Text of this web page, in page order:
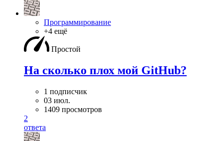
Программирование
+4 ещё
Простой
На сколько плох мой GitHub?
1 подписчик
03 июл.
1409 просмотров
2
ответа